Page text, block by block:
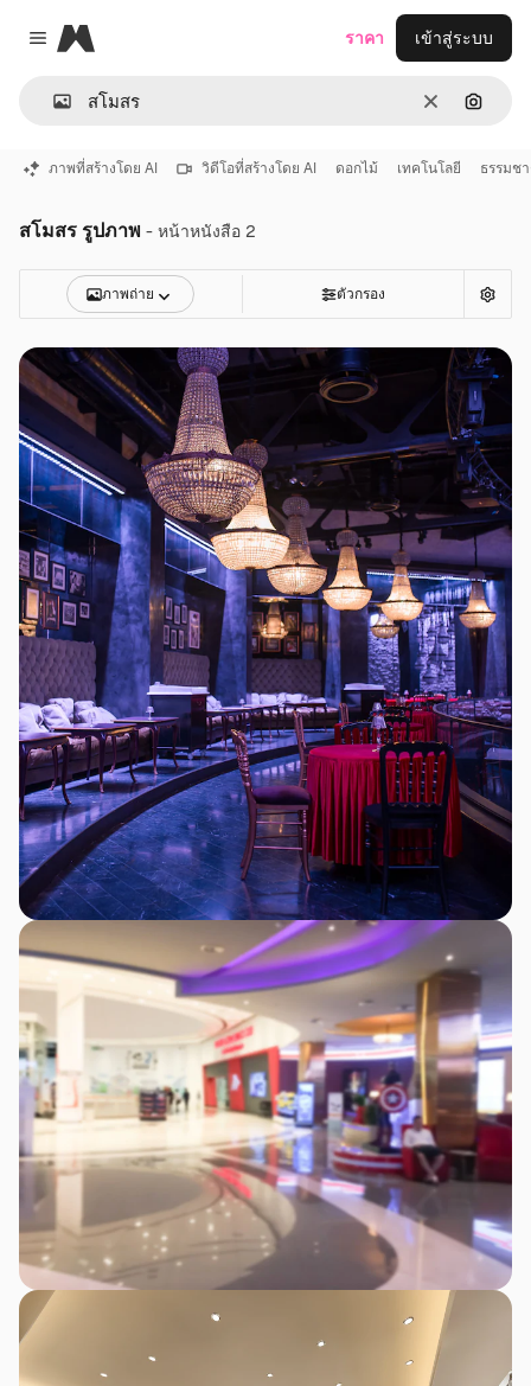
Close menu
Magnific
ชัดเจนค้นหา
ราคา เข้าสู่ระบบ
ภาพที่สร้างโดย AI วิดีโอที่สร้างโดย AI ดอกไม้ เทคโนโลยี ธรรมช
สโมสร รูปภาพ - หน้าหนังสือ 2
ภาพถ่าย ตัวกรอง